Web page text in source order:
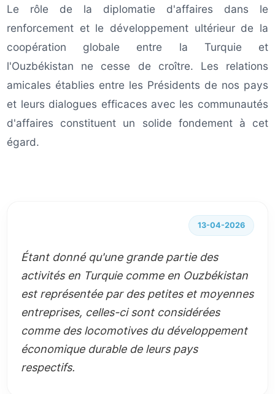
Le rôle de la diplomatie d'affaires dans le
renforcement et le développement ultérieur de la
coopération globale entre la Turquie et
l'Ouzbékistan ne cesse de croître. Les relations
amicales établies entre les Présidents de nos pays
et leurs dialogues efficaces avec les communautés
d'affaires constituent un solide fondement à cet
égard.
13-04-2026
Étant donné qu'une grande partie des
activités en Turquie comme en Ouzbékistan
est représentée par des petites et moyennes
entreprises, celles-ci sont considérées
comme des locomotives du développement
économique durable de leurs pays
respectifs.